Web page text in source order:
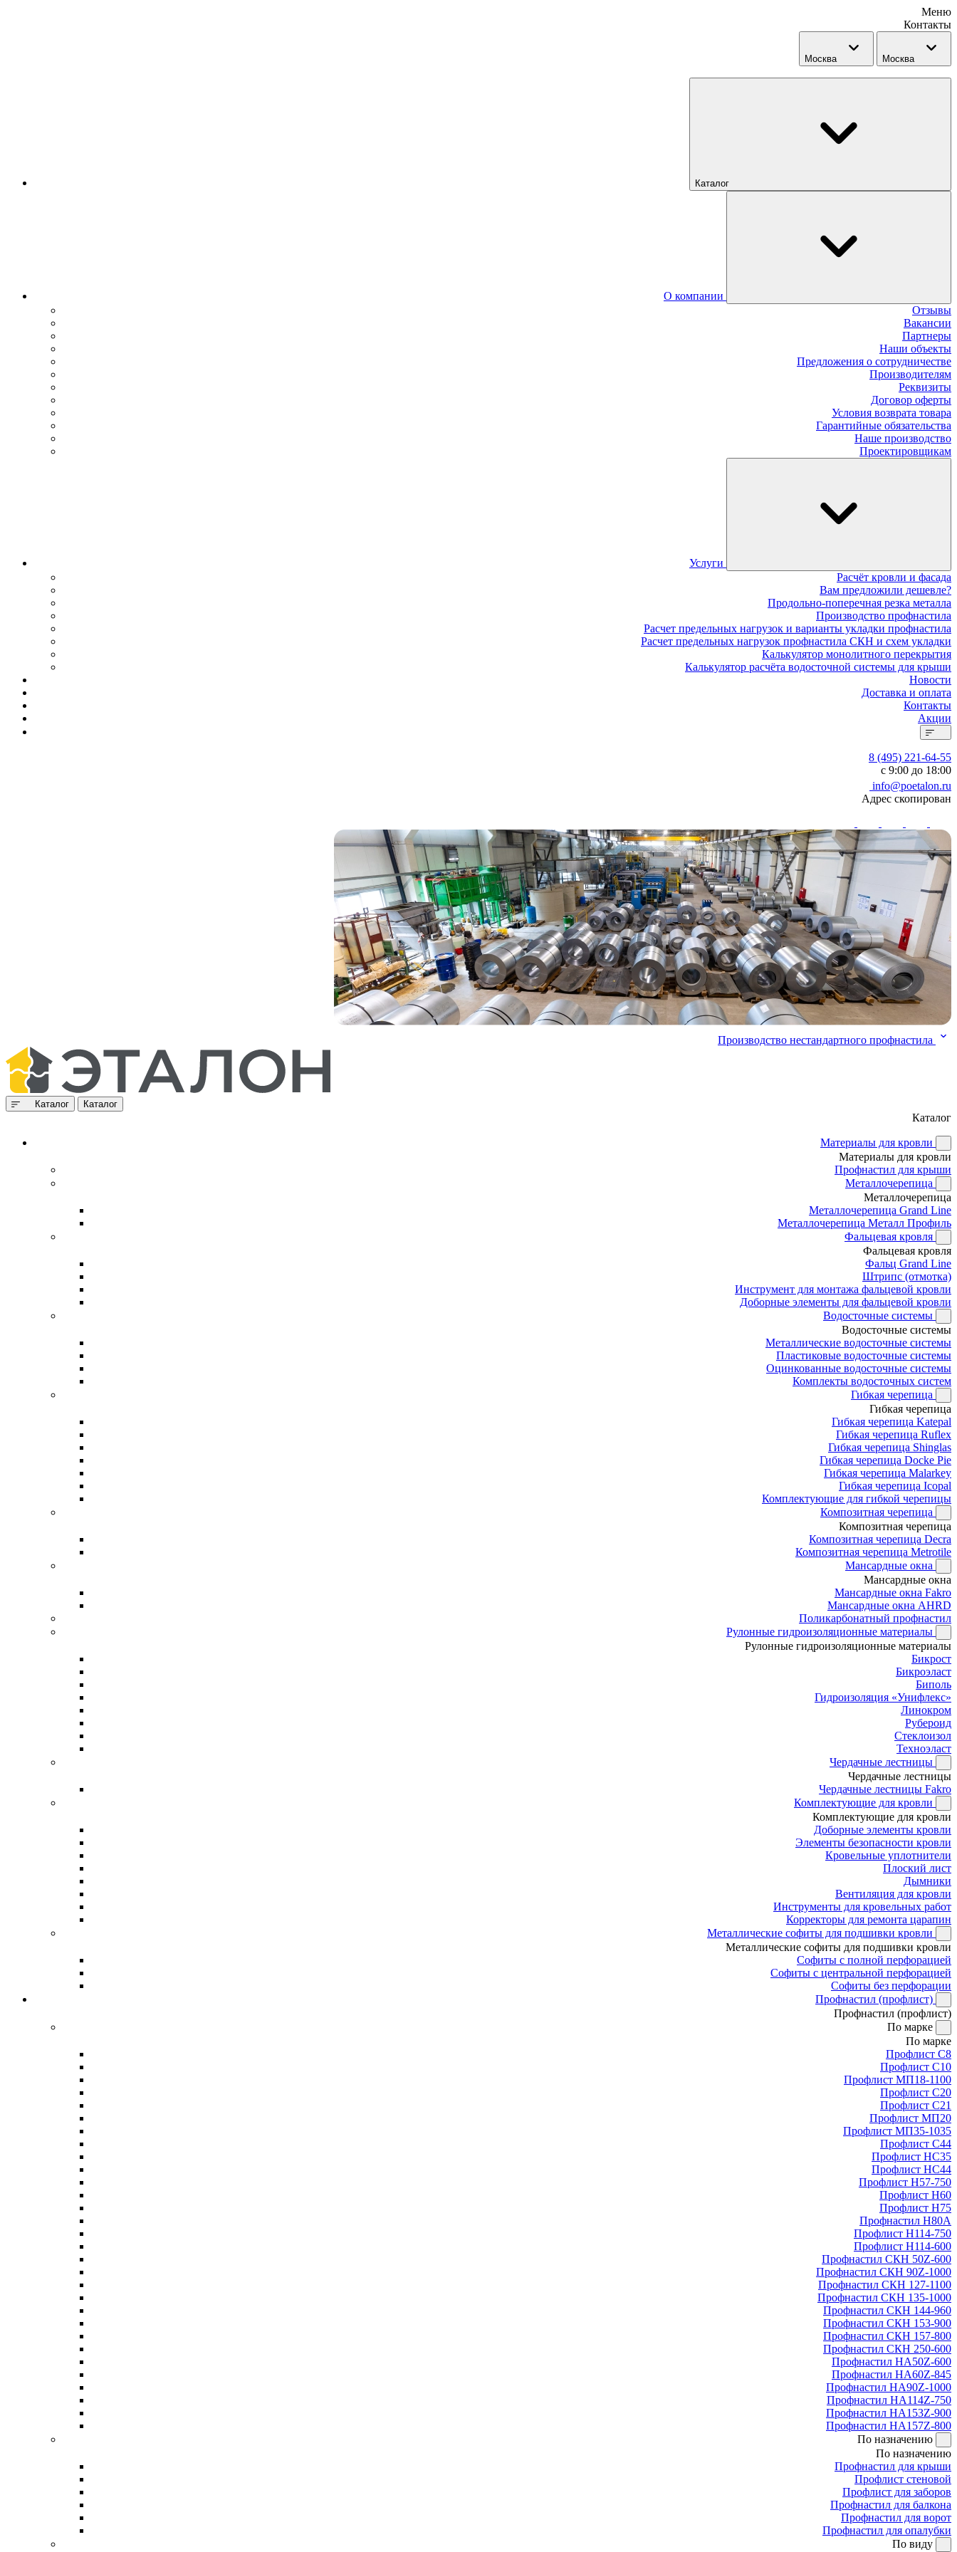
Меню
Контакты
Москва Москва
Каталог
О компании
Отзывы
Вакансии
Партнеры
Наши объекты
Предложения о сотрудничестве
Производителям
Реквизиты
Договор оферты
Условия возврата товара
Гарантийные обязательства
Наше производство
Проектировщикам
Услуги
Расчёт кровли и фасада
Вам предложили дешевле?
Продольно-поперечная резка металла
Производство профнастила
Расчет предельных нагрузок и варианты укладки профнастила
Расчет предельных нагрузок профнастила СКН и схем укладки
Калькулятор монолитного перекрытия
Калькулятор расчёта водосточной системы для крыши
Новости
Доставка и оплата
Контакты
Акции
8 (495) 221-64-55
с 9:00 до 18:00
info@poetalon.ru
Адрес скопирован
Производство нестандартного профнастила
Каталог Каталог
Каталог
Материалы для кровли
Материалы для кровли
Профнастил для крыши
Металлочерепица
Металлочерепица
Металлочерепица Grand Line
Металлочерепица Металл Профиль
Фальцевая кровля
Фальцевая кровля
Фальц Grand Line
Штрипс (отмотка)
Инструмент для монтажа фальцевой кровли
Доборные элементы для фальцевой кровли
Водосточные системы
Водосточные системы
Металлические водосточные системы
Пластиковые водосточные системы
Оцинкованные водосточные системы
Комплекты водосточных систем
Гибкая черепица
Гибкая черепица
Гибкая черепица Katepal
Гибкая черепица Ruflex
Гибкая черепица Shinglas
Гибкая черепица Docke Pie
Гибкая черепица Malarkey
Гибкая черепица Icopal
Комплектующие для гибкой черепицы
Композитная черепица
Композитная черепица
Композитная черепица Decra
Композитная черепица Metrotile
Мансардные окна
Мансардные окна
Мансардные окна Fakro
Мансардные окна AHRD
Поликарбонатный профнастил
Рулонные гидроизоляционные материалы
Рулонные гидроизоляционные материалы
Бикрост
Бикроэласт
Биполь
Гидроизоляция «Унифлекс»
Линокром
Рубероид
Стеклоизол
Техноэласт
Чердачные лестницы
Чердачные лестницы
Чердачные лестницы Fakro
Комплектующие для кровли
Комплектующие для кровли
Доборные элементы кровли
Элементы безопасности кровли
Кровельные уплотнители
Плоский лист
Дымники
Вентиляция для кровли
Инструменты для кровельных работ
Корректоры для ремонта царапин
Металлические софиты для подшивки кровли
Металлические софиты для подшивки кровли
Софиты с полной перфорацией
Софиты с центральной перфорацией
Софиты без перфорации
Профнастил (профлист)
Профнастил (профлист)
По марке
По марке
Профлист С8
Профлист С10
Профлист МП18-1100
Профлист С20
Профлист С21
Профлист МП20
Профлист МП35-1035
Профлист С44
Профлист НС35
Профлист НС44
Профлист Н57-750
Профлист Н60
Профлист Н75
Профнастил Н80А
Профлист Н114-750
Профлист Н114-600
Профнастил СКН 50Z-600
Профнастил СКН 90Z-1000
Профнастил СКН 127-1100
Профнастил СКН 135-1000
Профнастил СКН 144-960
Профнастил СКН 153-900
Профнастил СКН 157-800
Профнастил СКН 250-600
Профнастил НА50Z-600
Профнастил НА60Z-845
Профнастил НА90Z-1000
Профнастил НА114Z-750
Профнастил НА153Z-900
Профнастил НА157Z-800
По назначению
По назначению
Профнастил для крыши
Профлист стеновой
Профлист для заборов
Профнастил для балкона
Профнастил для ворот
Профнастил для опалубки
По виду